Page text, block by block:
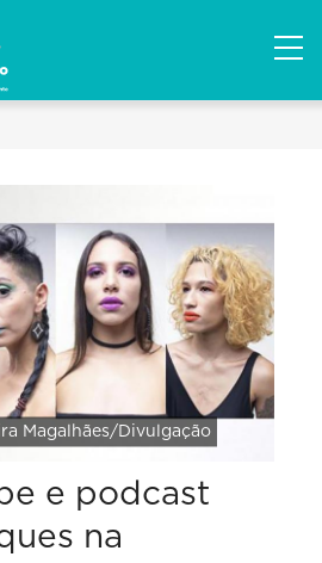
Magalhães/Divulgação
e podcast
na